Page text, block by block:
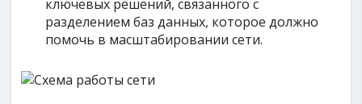
ключевых решений, связанного с
разделением баз данных, которое должно
помочь в масштабировании сети.